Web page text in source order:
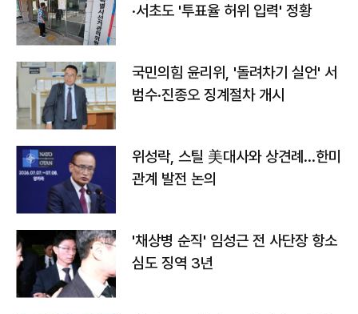
·서초도 '투표율 허위 입력' 정황
국민의힘 윤리위, '돌려차기 실언' 서
범수·진종오 징계절차 개시
위성락, 스틸 美대사와 상견례…한미
관계 발전 논의
'채상병 순직' 임성근 전 사단장 항소
심도 징역 3년